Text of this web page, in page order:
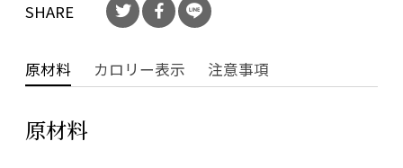
SHARE
原材料 カロリー表示 注意事項
原材料